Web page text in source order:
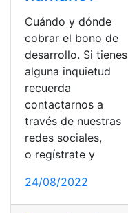
Cuándo y dónde
cobrar el bono de
desarrollo. Si tienes
alguna inquietud
recuerda
contactarnos a
través de nuestras
redes sociales,
o regístrate y
24/08/2022